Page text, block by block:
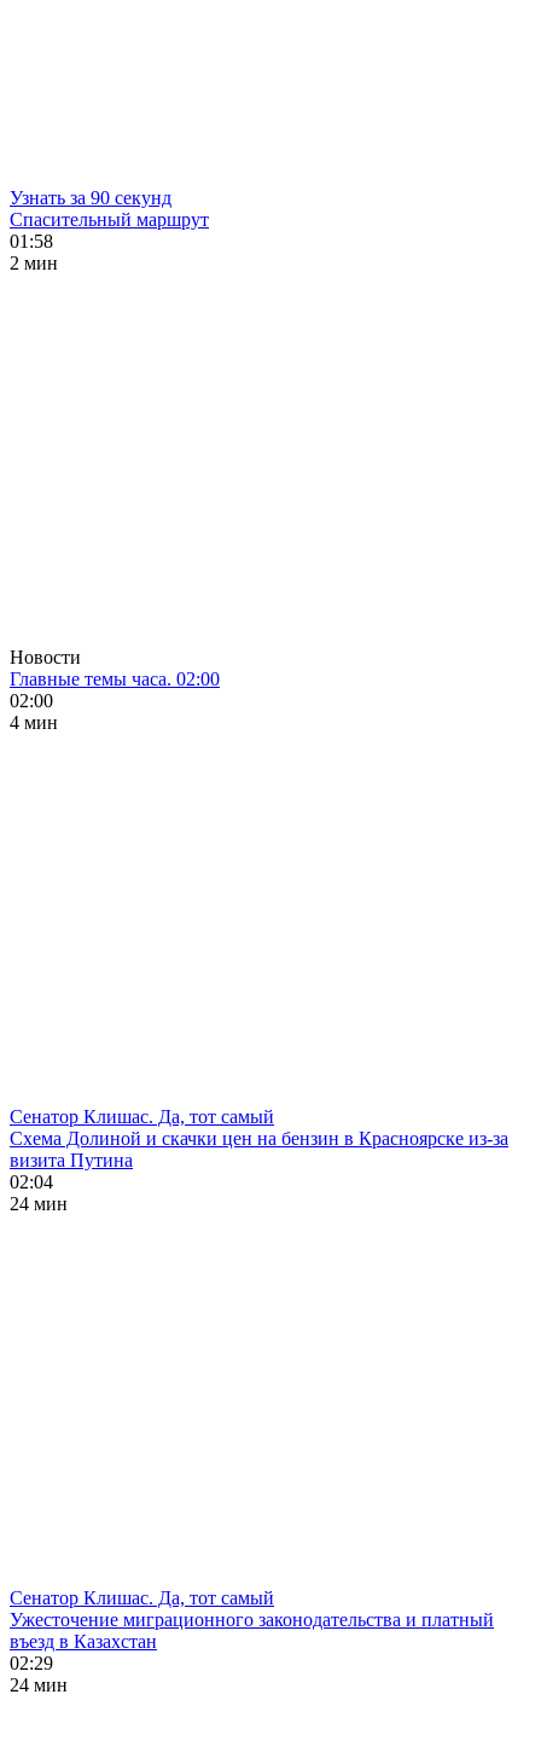
Узнать за 90 секунд
Спасительный маршрут
01:58
2 мин
Новости
Главные темы часа. 02:00
02:00
4 мин
Сенатор Клишас. Да, тот самый
Схема Долиной и скачки цен на бензин в Красноярске из-за
визита Путина
02:04
24 мин
Сенатор Клишас. Да, тот самый
Ужесточение миграционного законодательства и платный
въезд в Казахстан
02:29
24 мин